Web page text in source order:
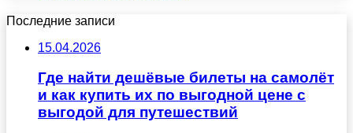
Последние записи
15.04.2026
Где найти дешёвые билеты на самолёт
и как купить их по выгодной цене с
выгодой для путешествий